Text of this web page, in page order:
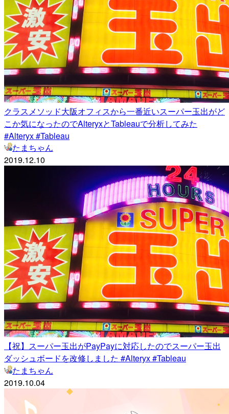
クラスメソッド大阪オフィスから一番近いスーパー玉出がど
こか気になったのでAlteryxとTableauで分析してみた
#Alteryx #Tableau
たまちゃん
2019.12.10
【祝】スーパー玉出がPayPayに対応したのでスーパー玉出
ダッシュボードを改修しました #Alteryx #Tableau
たまちゃん
2019.10.04